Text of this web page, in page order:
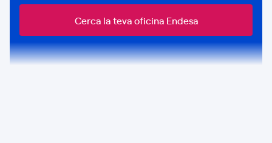
Cerca la teva oficina Endesa